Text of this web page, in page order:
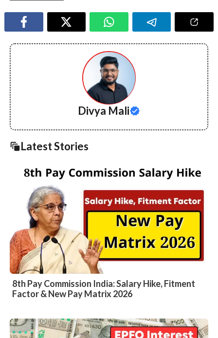
Divya Mali
Latest Stories
8th Pay Commission India: Salary Hike, Fitment
Factor & New Pay Matrix 2026